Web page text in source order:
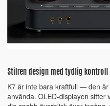
Stilren design med tydlig kontroll
K7 är inte bara kraftfull — den
använda. OLED-displayen sitter